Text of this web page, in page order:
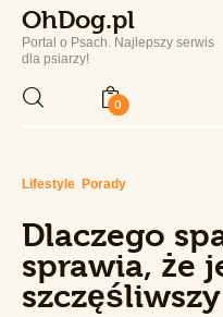
OhDog.pl
Portal o Psach. Najlepszy serwis
dla psiarzy!
0
Dlaczego spacer z
Udostępnij Wpis
Portal o Psach.
Home
Rasy Psów
Zdrowie i Pielęgnacja
Lifestyle Porady
Dlaczego
sprawia, że
szczęśliwszy